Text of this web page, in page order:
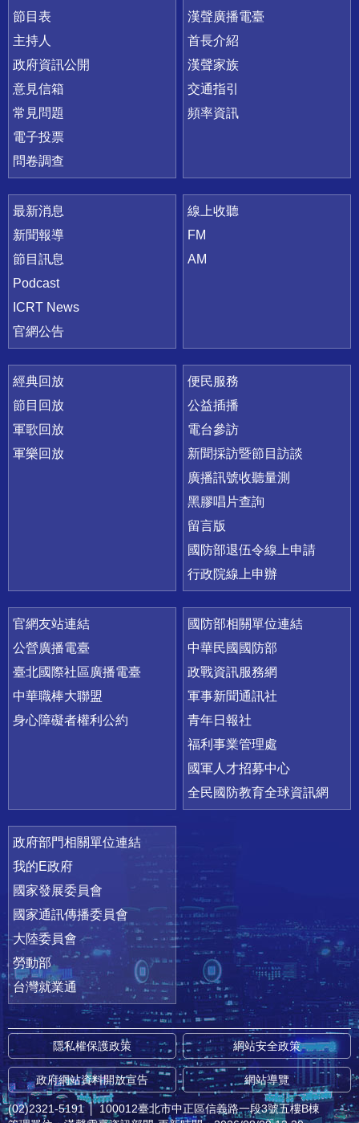
節目表
主持人
政府資訊公開
意見信箱
常見問題
電子投票
問卷調查
漢聲廣播電臺
首長介紹
漢聲家族
交通指引
頻率資訊
最新消息
新聞報導
節目訊息
Podcast
ICRT News
官網公告
線上收聽
FM
AM
經典回放
節目回放
軍歌回放
軍樂回放
便民服務
公益插播
電台參訪
新聞採訪暨節目訪談
廣播訊號收聽量測
黑膠唱片查詢
留言版
國防部退伍令線上申請
行政院線上申辦
官網友站連結
公營廣播電臺
臺北國際社區廣播電臺
中華職棒大聯盟
身心障礙者權利公約
國防部相關單位連結
中華民國國防部
政戰資訊服務網
軍事新聞通訊社
青年日報社
福利事業管理處
國軍人才招募中心
全民國防教育全球資訊網
政府部門相關單位連結
我的E政府
國家發展委員會
國家通訊傳播委員會
大陸委員會
勞動部
台灣就業通
隱私權保護政策 網站安全政策
政府網站資料開放宣告 網站導覽
(02)2321-5191 │ 100012臺北市中正區信義路一段3號五樓B棟